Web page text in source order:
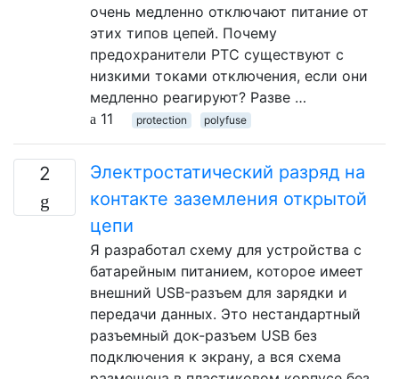
очень медленно отключают питание от
этих типов цепей. Почему
предохранители PTC существуют с
низкими токами отключения, если они
медленно реагируют? Разве …
11
protection polyfuse
2
Электростатический разряд на
контакте заземления открытой
цепи
Я разработал схему для устройства с
батарейным питанием, которое имеет
внешний USB-разъем для зарядки и
передачи данных. Это нестандартный
разъемный док-разъем USB без
подключения к экрану, а вся схема